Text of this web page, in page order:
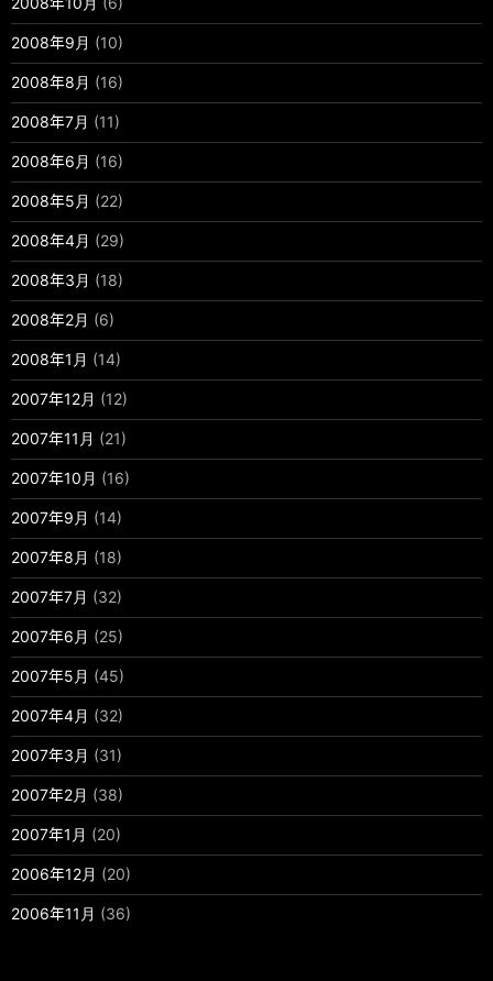
2008年9月 (10)
2008年8月 (16)
2008年7月 (11)
2008年6月 (16)
2008年5月 (22)
2008年4月 (29)
2008年3月 (18)
2008年2月 (6)
2008年1月 (14)
2007年12月 (12)
2007年11月 (21)
2007年10月 (16)
2007年9月 (14)
2007年8月 (18)
2007年7月 (32)
2007年6月 (25)
2007年5月 (45)
2007年4月 (32)
2007年3月 (31)
2007年2月 (38)
2007年1月 (20)
2006年12月 (20)
2006年11月 (36)